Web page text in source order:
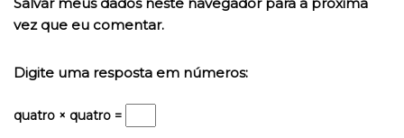
Salvar meus dados neste navegador para a próxima
vez que eu comentar.
Digite uma resposta em números:
quatro × quatro =